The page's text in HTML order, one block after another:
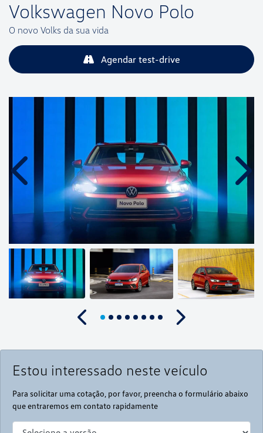
Volkswagen Novo Polo
O novo Volks da sua vida
Agendar test-drive
Estou interessado neste veículo
Para solicitar uma cotação, por favor, preencha o formulário abaixo
que entraremos em contato rapidamente
Anterior
Anterior Próximo